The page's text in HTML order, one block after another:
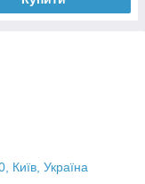
Київ, Україна